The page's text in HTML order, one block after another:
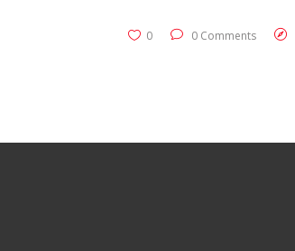
0 0 Comments